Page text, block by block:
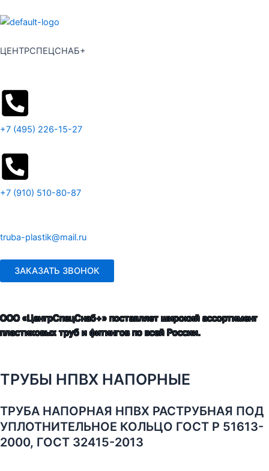
к
ЦЕНТРСПЕЦСНАБ+
+7 (495) 226-15-27
+7 (910) 510-80-87
truba-plastik@mail.ru
ЗАКАЗАТЬ ЗВОНОК
ООО «ЦентрСпецСнаб+» поставляет широкий ассортимент
пластиковых труб и фитингов по всей России.
ТРУБЫ НПВХ НАПОРНЫЕ
ТРУБА НАПОРНАЯ НПВХ РАСТРУБНАЯ ПОД
УПЛОТНИТЕЛЬНОЕ КОЛЬЦО ГОСТ Р 51613-
2000, ГОСТ 32415-2013